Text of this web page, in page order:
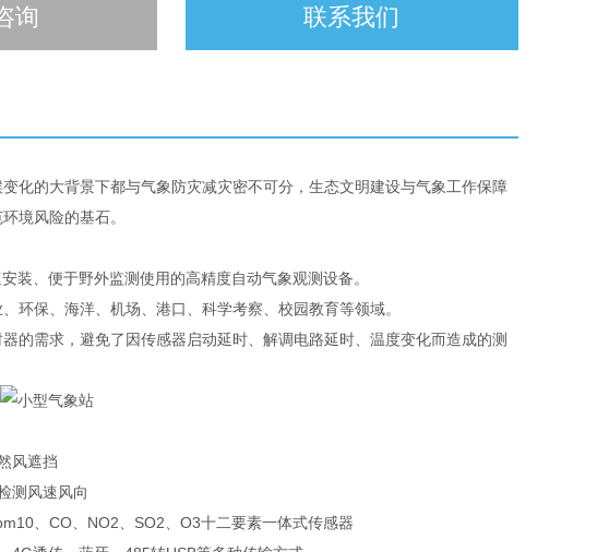
询 联系我们
化的大背景下都与气象防灾减灾密不可分，生态文明建设与气象工作保障
境风险的基石。
、便于野外监测使用的高精度自动气象观测设备。
保、海洋、机场、港口、科学考察、校园教育等领域。
需求，避免了因传感器启动延时、解调电路延时、温度变化而造成的测
风遮挡
测风速风向
、CO、NO2、SO2、O3十二要素一体式传感器